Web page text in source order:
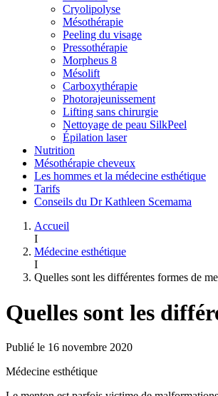
Cryolipolyse
Mésothérapie
Peeling du visage
Pressothérapie
Morpheus 8
Mésolift
Carboxythérapie
Photorajeunissement
Lifting sans chirurgie
Nettoyage de peau SilkPeel
Épilation laser
Nutrition
Mésothérapie cheveux
Les hommes et la médecine esthétique
Tarifs
Conseils du Dr Kathleen Scemama
Accueil
I
Médecine esthétique
I
Quelles sont les différentes formes de
Quelles sont les
Publié le 16 novembre 2020
Médecine esthétique